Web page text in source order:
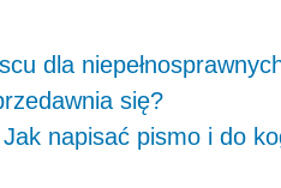
dla
się?
napisać pismo i do